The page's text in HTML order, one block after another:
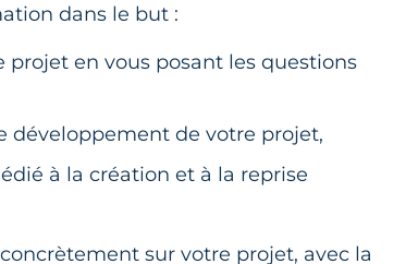
dans le but :
projet en vous posant les questions
développement de votre projet,
à la création et à la reprise
sur votre projet, avec la